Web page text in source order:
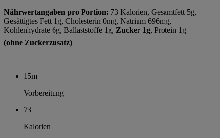
Nährwertangaben pro Portion: 73 Kalorien, Gesamtfett 5g,
Gesättigtes Fett 1g, Cholesterin 0mg, Natrium 696mg,
Kohlenhydrate 6g, Ballaststoffe 1g, Zucker 1g, Protein 1g
(ohne Zuckerzusatz)
15m
Vorbereitung
73
Kalorien